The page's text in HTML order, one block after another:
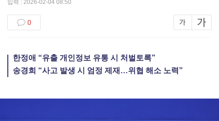
입력 2026-02-04 08:50
0
한정애 “유출 개인정보 유통 시 처벌토록”
송경희 “사고 발생 시 엄정 제재…위협 해소 노력”